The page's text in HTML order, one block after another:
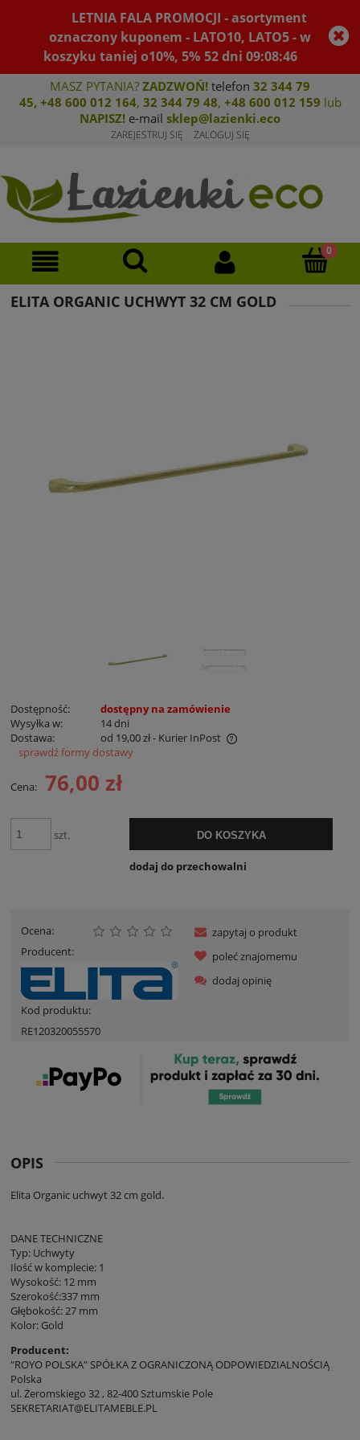
LETNIA FALA PROMOCJI - asortyment
oznaczony kuponem - LATO10, LATO5 - w
koszyku taniej o10%, 5% 52dni09:08:46
MASZ PYTANIA? ZADZWOŃ! telefon 32 344 79
45, +48 600 012 164, 32 344 79 48, +48 600 012 159 lub
NAPISZ! e-mail sklep@lazienki.eco
ZAREJESTRUJ SIĘ ZALOGUJ SIĘ
ELITA ORGANIC UCHWYT 32 CM GOLD
Dostępność:
dostępny na zamówienie
Wysyłka w:
14 dni
Dostawa:
od 19,00 zł- Kurier InPost
Cena nie zawiera ewentualnych kosztów płatności
sprawdź formy dostawy
Cena: 76,00 zł
szt. DO KOSZYKA
dodaj do przechowalni
Ocena:
Producent:
Kod produktu:
RE120320055570
zapytaj o produkt
poleć znajomemu
dodaj opinię
OPIS
Elita Organic uchwyt 32 cm gold.
DANE TECHNICZNE
Typ: Uchwyty
Ilość w komplecie: 1
Wysokość: 12 mm
Szerokość:337 mm
Głębokość: 27 mm
Kolor: Gold
Producent:
"ROYO POLSKA" SPÓŁKA Z OGRANICZONĄ ODPOWIEDZIALNOŚCIĄ
Polska
ul. Żeromskiego 32 , 82-400 Sztumskie Pole
SEKRETARIAT@ELITAMEBLE.PL